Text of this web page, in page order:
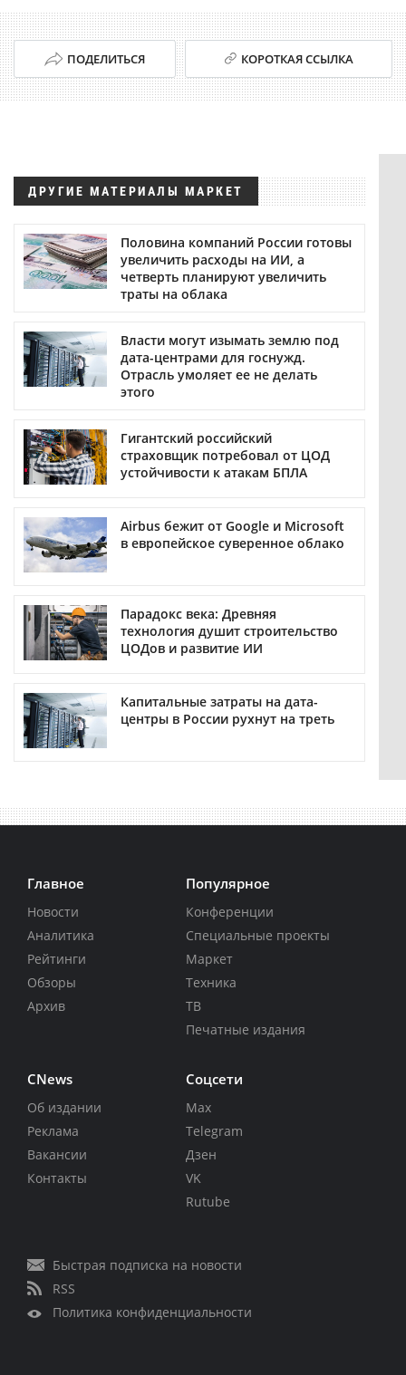
ПОДЕЛИТЬСЯ КОРОТКАЯ ССЫЛКА
ДРУГИЕ МАТЕРИАЛЫ МАРКЕТ
Половина компаний России готовы
увеличить расходы на ИИ, а
четверть планируют увеличить
траты на облака
Власти могут изымать землю под
дата-центрами для госнужд.
Отрасль умоляет ее не делать
этого
Гигантский российский
страховщик потребовал от ЦОД
устойчивости к атакам БПЛА
Airbus бежит от Google и Microsoft
в европейское суверенное облако
Парадокс века: Древняя
технология душит строительство
ЦОДов и развитие ИИ
Капитальные затраты на дата-
центры в России рухнут на треть
Главное
Новости
Аналитика
Рейтинги
Обзоры
Архив
Популярное
Конференции
Специальные проекты
Маркет
Техника
ТВ
Печатные издания
CNews
Об издании
Реклама
Вакансии
Контакты
Соцсети
Max
Telegram
Дзен
VK
Rutube
Быстрая подписка на новости
RSS
Политика конфиденциальности